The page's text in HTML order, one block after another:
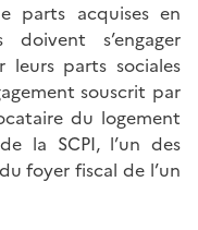
parts acquises en
doivent s’engager
leurs parts sociales
souscrit par
du logement
la SCPI, l’un des
foyer fiscal de l’un